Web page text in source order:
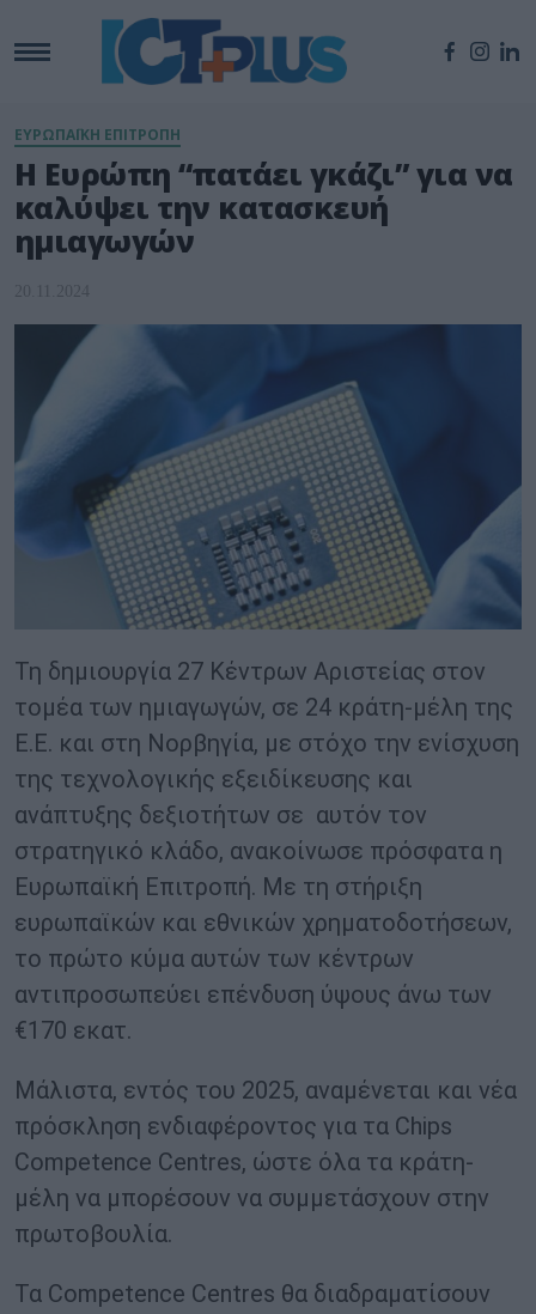
ΕΥΡΩΠΑΪΚΗ ΕΠΙΤΡΟΠΗ
Η Ευρώπη “πατάει γκάζι” για να
καλύψει την κατασκευή
ημιαγωγών
20.11.2024
Τη δημιουργία 27 Κέντρων Αριστείας στον
τομέα των ημιαγωγών, σε 24 κράτη-μέλη της
Ε.Ε. και στη Νορβηγία, με στόχο την ενίσχυση
της τεχνολογικής εξειδίκευσης και
ανάπτυξης δεξιοτήτων σε αυτόν τον
στρατηγικό κλάδο, ανακοίνωσε πρόσφατα η
Ευρωπαϊκή Επιτροπή. Με τη στήριξη
ευρωπαϊκών και εθνικών χρηματοδοτήσεων,
το πρώτο κύμα αυτών των κέντρων
αντιπροσωπεύει επένδυση ύψους άνω των
€170 εκατ.
Μάλιστα, εντός του 2025, αναμένεται και νέα
πρόσκληση ενδιαφέροντος για τα Chips
Competence Centres, ώστε όλα τα κράτη-
μέλη να μπορέσουν να συμμετάσχουν στην
πρωτοβουλία.
Τα Competence Centres θα διαδραματίσουν